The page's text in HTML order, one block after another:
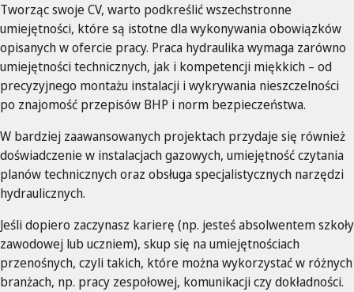
Tworząc swoje CV, warto podkreślić wszechstronne
umiejętności, które są istotne dla wykonywania obowiązków
opisanych w ofercie pracy. Praca hydraulika wymaga zarówno
umiejętności technicznych, jak i kompetencji miękkich – od
precyzyjnego montażu instalacji i wykrywania nieszczelności
po znajomość przepisów BHP i norm bezpieczeństwa.
W bardziej zaawansowanych projektach przydaje się również
doświadczenie w instalacjach gazowych, umiejętność czytania
planów technicznych oraz obsługa specjalistycznych narzędzi
hydraulicznych.
Jeśli dopiero zaczynasz karierę (np. jesteś absolwentem szkoły
zawodowej lub uczniem), skup się na umiejętnościach
przenośnych, czyli takich, które można wykorzystać w różnych
branżach, np. pracy zespołowej, komunikacji czy dokładności.